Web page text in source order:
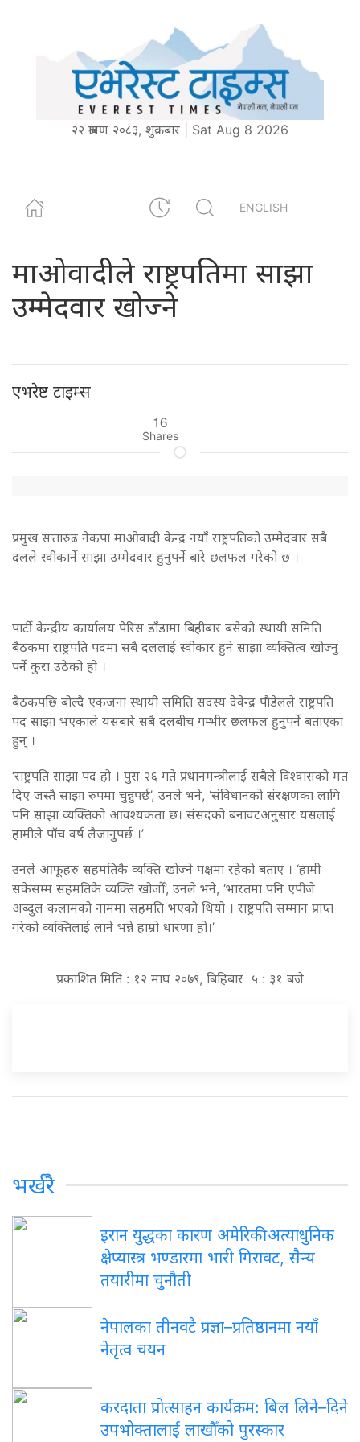
२२ श्रावण २०८३, शुक्रबार | Sat Aug 8 2026
ENGLISH
माओवादीले राष्ट्रपतिमा साझा
उम्मेदवार खोज्ने
एभरेष्ट टाइम्स
16
Shares
प्रमुख सत्तारुढ नेकपा माओवादी केन्द्र नयाँ राष्ट्रपतिको उम्मेदवार सबै
दलले स्वीकार्ने साझा उम्मेदवार हुनुपर्ने बारे छलफल गरेको छ ।
पार्टी केन्द्रीय कार्यालय पेरिस डाँडामा बिहीबार बसेको स्थायी समिति
बैठकमा राष्ट्रपति पदमा सबै दललाई स्वीकार हुने साझा व्यक्तित्व खोज्नु
पर्ने कुरा उठेको हो ।
बैठकपछि बोल्दै एकजना स्थायी समिति सदस्य देवेन्द्र पौडेलले राष्ट्रपति
पद साझा भएकाले यसबारे सबै दलबीच गम्भीर छलफल हुनुपर्ने बताएका
हुन् ।
‘राष्ट्रपति साझा पद हो । पुस २६ गते प्रधानमन्त्रीलाई सबैले विश्वासको मत
दिए जस्तै साझा रुपमा चुन्नुपर्छ’, उनले भने, ‘संविधानको संरक्षणका लागि
पनि साझा व्यक्तिको आवश्यकता छ। संसदको बनावटअनुसार यसलाई
हामीले पाँच वर्ष लैजानुपर्छ ।’
उनले आफूहरु सहमतिकै व्यक्ति खोज्ने पक्षमा रहेको बताए । ‘हामी
सकेसम्म सहमतिकै व्यक्ति खोजौँ’, उनले भने, ‘भारतमा पनि एपीजे
अब्दुल कलामको नाममा सहमति भएको थियो । राष्ट्रपति सम्मान प्राप्त
गरेको व्यक्तिलाई लाने भन्ने हाम्रो धारणा हो।’
प्रकाशित मिति : १२ माघ २०७९, बिहिबार ५ : ३१ बजे
भर्खरै
इरान युद्धका कारण अमेरिकी अत्याधुनिक
क्षेप्यास्त्र भण्डारमा भारी गिरावट, सैन्य
तयारीमा चुनौती
नेपालका तीनवटै प्रज्ञा–प्रतिष्ठानमा नयाँ
नेतृत्व चयन
करदाता प्रोत्साहन कार्यक्रम: बिल लिने–दिने
उपभोक्तालाई लाखौँको पुरस्कार